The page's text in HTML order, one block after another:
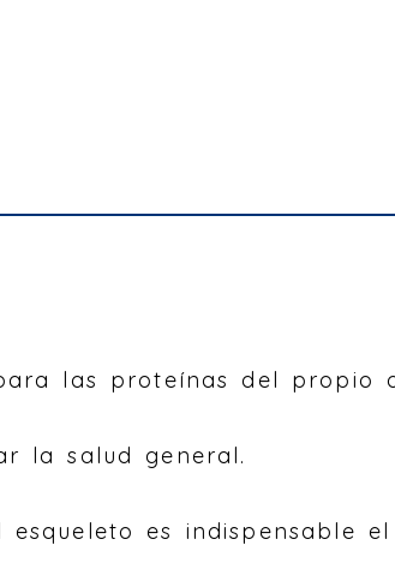
las proteínas del propio
la salud general.
es indispensable